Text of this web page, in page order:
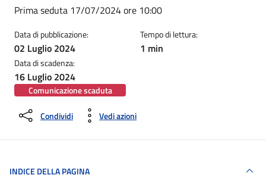
Dettagli della notizia
Prima seduta 17/07/2024 ore 10:00
Data di pubblicazione:
02 Luglio 2024
Data di scadenza:
16 Luglio 2024
Comunicazione scaduta
Tempo di lettura:
1 min
Condividi Vedi azioni
INDICE DELLA PAGINA